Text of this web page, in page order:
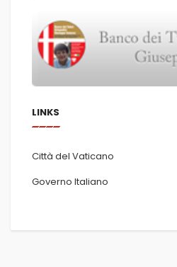
LINKS
Città del Vaticano
Governo Italiano